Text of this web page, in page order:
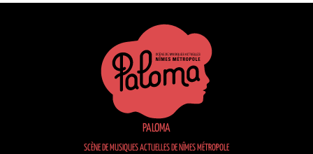
PALOMA
SCÈNE DE MUSIQUES ACTUELLES DE NÎMES MÉTROPOLE